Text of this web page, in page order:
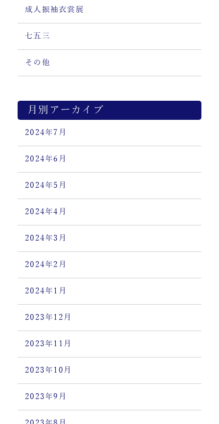
成人振袖衣裳展
七五三
その他
月別アーカイブ
2024年7月
2024年6月
2024年5月
2024年4月
2024年3月
2024年2月
2024年1月
2023年12月
2023年11月
2023年10月
2023年9月